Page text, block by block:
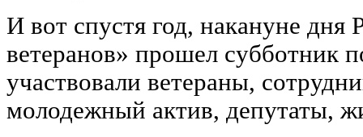
И вот спустя год, накануне дня
ветеранов» прошел субботник
участвовали ветераны,
молодежный актив, депутаты,